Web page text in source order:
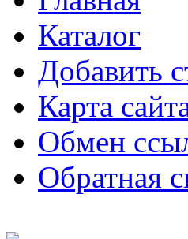
Каталог
Добавить
Карта
Обмен
Обратная